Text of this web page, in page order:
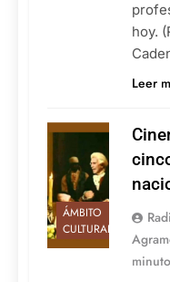
hoy.
Leer
ÁMBITO
CULTURAL